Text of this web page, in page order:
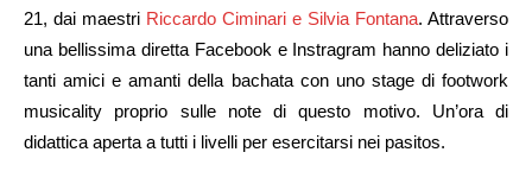
21, dai maestri Riccardo Ciminari e Silvia Fontana. Attraverso
una bellissima diretta Facebook e Instragram hanno deliziato i
tanti amici e amanti della bachata con uno stage di footwork
musicality proprio sulle note di questo motivo. Un’ora di
didattica aperta a tutti i livelli per esercitarsi nei pasitos.